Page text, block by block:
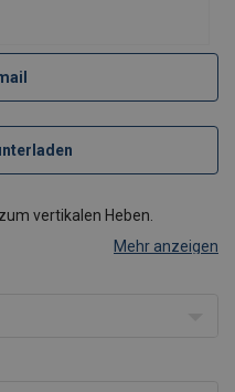
vertikalen Heben.
Mehr anzeigen